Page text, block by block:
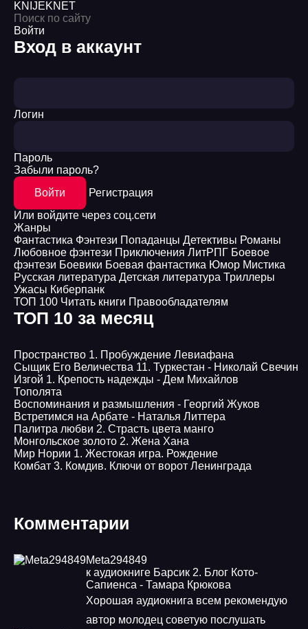
KNIJEKNET
Войти
Вход в аккаунт
Логин
Пароль
Забыли пароль?
Войти
Регистрация
Или войдите через соц.сети
Жанры
Фантастика Фэнтези Попаданцы Детективы Романы
Любовное фэнтези Приключения ЛитРПГ Боевое
фэнтези Боевики Боевая фантастика Юмор Мистика
Русская литература Детская литература Триллеры
Ужасы Киберпанк
ТОП 100 Читать книги Правообладателям
ТОП 10 за месяц
Пространство 1. Пробуждение Левиафана
Сыщик Его Величества 11. Туркестан - Николай Свечин
Изгой 1. Крепость надежды - Дем Михайлов
Тополята
Воспоминания и размышления - Георгий Жуков
Встретимся на Арбате - Наталья Литтера
Палитра любви 2. Страсть цвета манго
Монгольское золото 2. Жена Хана
Мир Нории 1. Жестокая игра. Рождение
Комбат 3. Комдив. Ключи от ворот Ленинграда
Комментарии
Meta294849
к аудиокниге Барсик 2. Блог Кото-
Сапиенса - Тамара Крюкова
Хорошая аудиокнига всем рекомендую
автор молодец советую послушать